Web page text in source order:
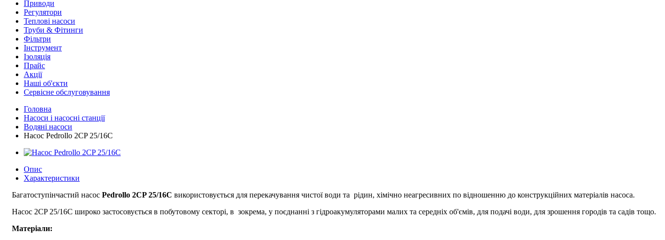
Приводи
Регулятори
Теплові насоси
Труби & Фітинги
Фільтри
Інструмент
Ізоляція
Прайс
Акції
Наші об'єкти
Сервісне обслуговування
Головна
Насоси і насосні станції
Водяні насоси
Насос Pedrollo 2CP 25/16C
Опис
Характеристики
Багатоступінчастий насос Pedrollo 2CP 25/16C використовується для перекачування чистої води та рідин, хімічно неагресивних по відношенню до конструкційних матеріалів насоса.
Насос 2CP 25/16C широко застосовується в побутовому секторі, в зокрема, у поєднанні з гідроакумуляторами малих та середніх об'ємів, для подачі води, для зрошення городів та садів тощо.
Матеріали: